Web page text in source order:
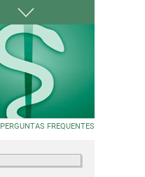
PERGUNTAS FREQUENTES